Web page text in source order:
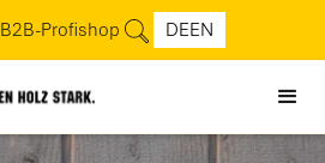
B2B-Profishop DEEN